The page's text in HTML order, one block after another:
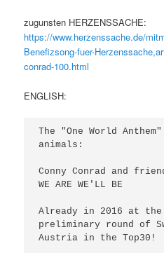
zugunsten HERZENSSACHE:
https://www.herzenssache.de/
Benefizsong-fuer-
conrad-100.html
ENGLISH:
The "One World
animals:
Conny Conrad and
WE ARE WE'LL BE
Already in 2016 at the
preliminary round of
Austria in the Top30!